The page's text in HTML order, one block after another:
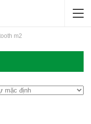
m2